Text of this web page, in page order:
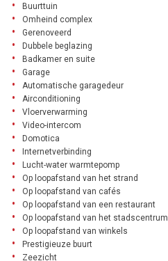
Buurttuin
Omheind complex
Gerenoveerd
Dubbele beglazing
Badkamer en suite
Garage
Automatische garagedeur
Airconditioning
Vloerverwarming
Video-intercom
Domotica
Internetverbinding
Lucht-water warmtepomp
Op loopafstand van het strand
Op loopafstand van cafés
Op loopafstand van een restaurant
Op loopafstand van het stadscentrum
Op loopafstand van winkels
Prestigieuze buurt
Zeezicht